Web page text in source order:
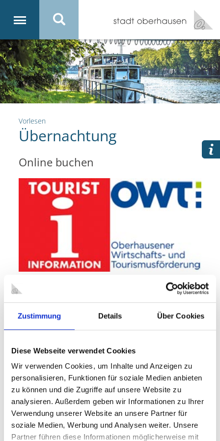
Zustimmung Details Über Cookies
Diese Webseite verwendet Cookies
Wir verwenden Cookies, um Inhalte und Anzeigen zu
personalisieren, Funktionen für soziale Medien anbieten
zu können und die Zugriffe auf unsere Website zu
analysieren. Außerdem geben wir Informationen zu Ihrer
Verwendung unserer Website an unsere Partner für
soziale Medien, Werbung und Analysen weiter. Unsere
Partner führen diese Informationen möglicherweise mit
Vorlesen
Übernachtung
Online buchen
Wenn Sie ein Hotel in Oberhausen suchen oder bereits ein
bestimmtes im Auge haben, gelangen Sie über den
nebenstehenden Link direkt zu unserem Buchungspartner hrs,
KONTAKT
Am Hauptbahnhof
Willy-Brandt-Platz 2
46045 Oberhausen
An der Coca-Cola-Oase
46047 Oberhausen